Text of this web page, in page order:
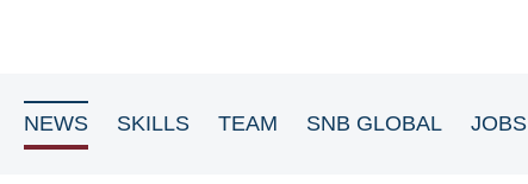
NEWS SKILLS TEAM SNB GLOBAL JOBS